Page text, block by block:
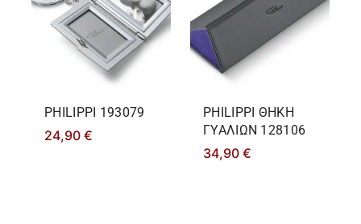
PHILIPPΙ 193079
24,90 €
PHILIPPΙ ΘΗΚΗ
ΓΥΑΛΙΩΝ 128106
34,90 €